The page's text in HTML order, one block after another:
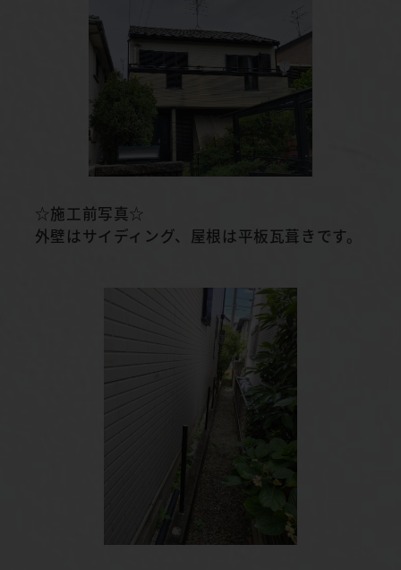
☆施工前写真☆
外壁はサイディング、屋根は平板瓦葺きです。